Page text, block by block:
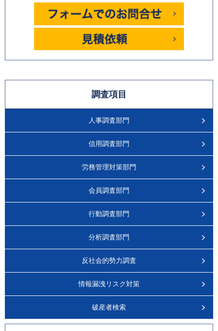
調査項目
人事調査部門
信用調査部門
労務管理対策部門
会員調査部門
行動調査部門
分析調査部門
反社会的勢力調査
情報漏洩リスク対策
破産者検索